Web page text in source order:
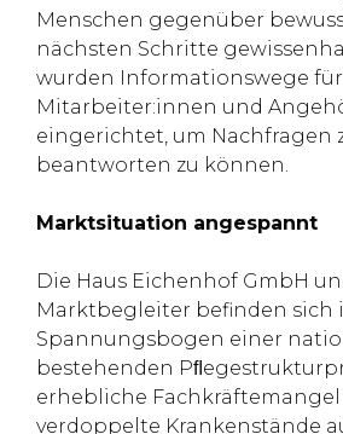
Menschen gegenüber
nächsten Schritte
wurden Informationswege für
Mitarbeiter:innen und
eingerichtet, um Nachfragen
beantworten zu können.
Marktsituation angespannt
Die Haus Eichenhof GmbH
Marktbegleiter befinden sich
Spannungsbogen einer
bestehenden
erhebliche
verdoppelte Krankenstände